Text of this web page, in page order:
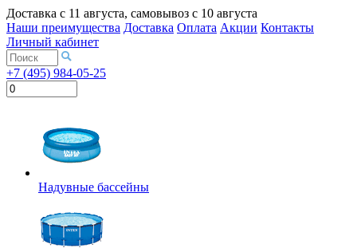
Доставка с 11 августа, самовывоз с 10 августа
Наши преимущества Доставка Оплата Акции Контакты
Личный кабинет
+7 (495) 984-05-25
Надувные бассейны